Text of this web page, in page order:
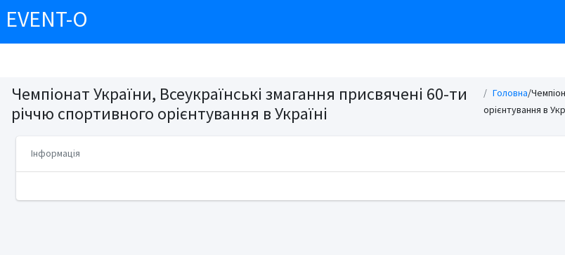
EVENT-O
Чемпіонат України, Всеукраїнські змагання присвячені 60-ти
річчю спортивного орієнтування в Україні
Головна/
орієнтування в
Інформація